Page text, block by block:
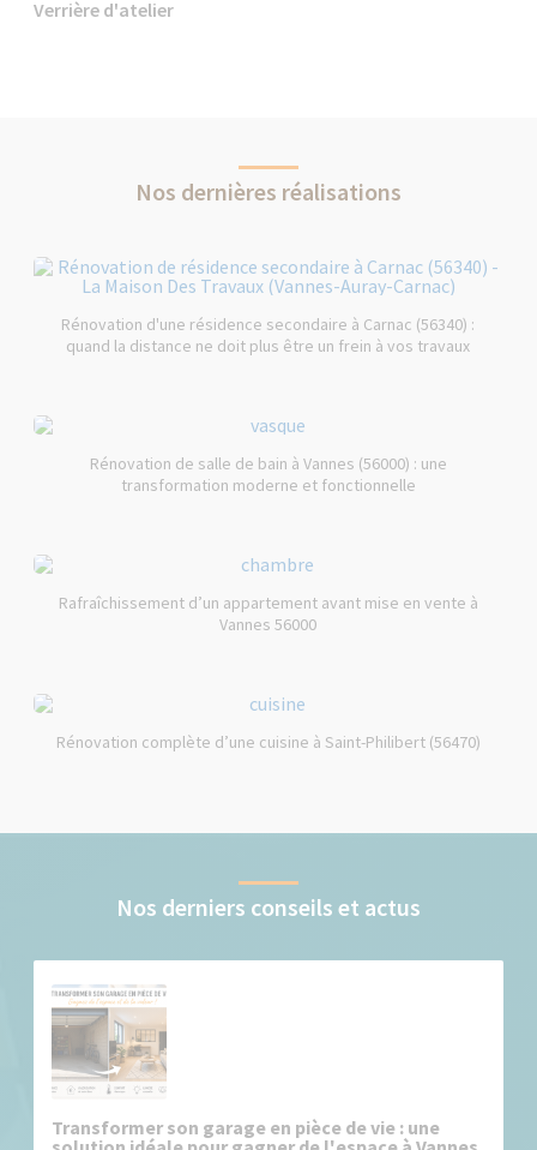
Verrière d'atelier
Nos dernières réalisations
Rénovation d'une résidence secondaire à Carnac (56340) :
quand la distance ne doit plus être un frein à vos travaux
Rénovation de salle de bain à Vannes (56000) : une
transformation moderne et fonctionnelle
Rafraîchissement d’un appartement avant mise en vente à
Vannes 56000
Rénovation complète d’une cuisine à Saint-Philibert (56470)
Nos derniers conseils et actus
Transformer son garage en pièce de vie : une